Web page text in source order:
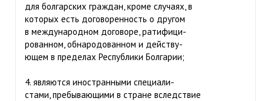
для болгарских граждан, кроме случаях, в
которых есть договоренность о другом
в международном договоре, ратифици-
рованном, обнародованном и действу-
ющем в пределах Республики Болгарии;
4. являются иностранными специали-
стами, пребывающими в стране вследствие